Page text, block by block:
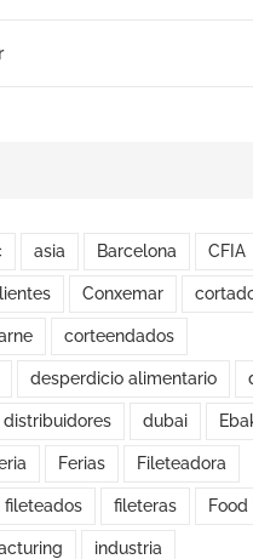
asia Barcelona CFIA
Conxemar
corteendados
desperdicio alimentario
distribuidores dubai
Ferias Fileteadora
fileteados fileteras Food
industria